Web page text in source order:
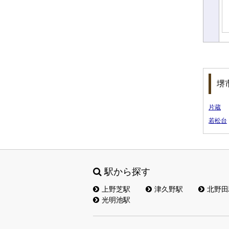
堺
片蔵
若松台
駅から探す
上野芝駅 津久野駅
北野
光明池駅